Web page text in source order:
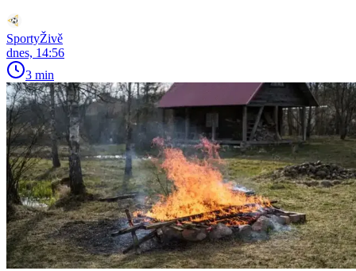
SportyŽivě
dnes, 14:56
3 min